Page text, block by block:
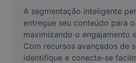
Criador de Memes
AI Text Remover
AI People Remover
A segmentação inteligente
entregue seu conteúdo para
maximizando o engajamento
Com recursos avançados de
identifique e conecte-se